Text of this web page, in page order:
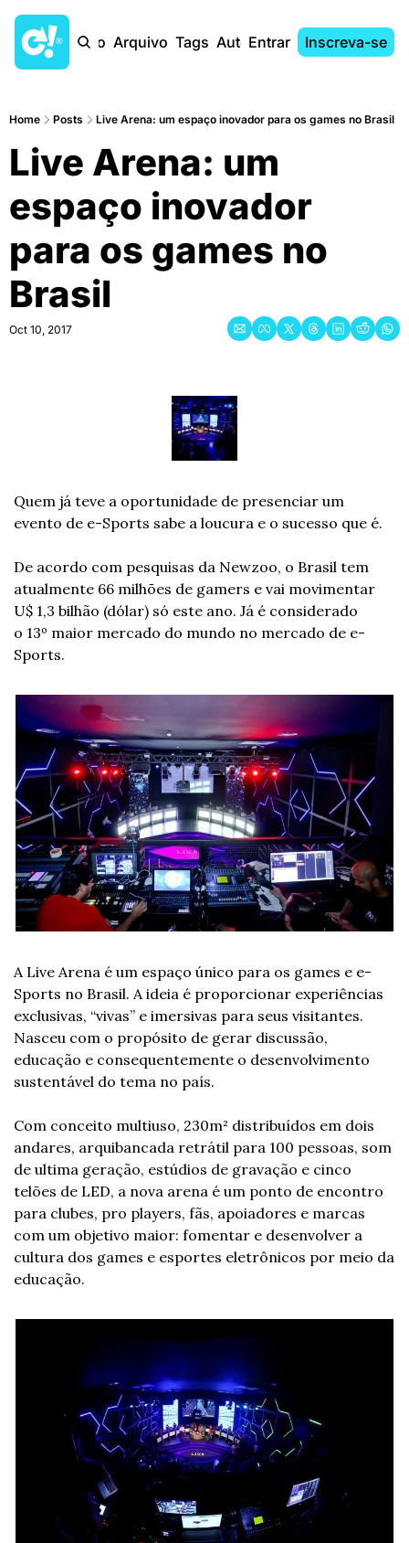
Início Arquivo Tags AutoresEntrar Inscreva-se
Home Posts Live Arena: um espaço inovador para os games no Brasil
Live Arena: um
espaço inovador
para os games no
Brasil
Oct 10, 2017
Quem já teve a oportunidade de presenciar um
evento de e-Sports sabe a loucura e o sucesso que é.
De acordo com pesquisas da Newzoo, o Brasil tem
atualmente 66 milhões de gamers e vai movimentar
U$ 1,3 bilhão (dólar) só este ano. Já é considerado
o 13º maior mercado do mundo no mercado de e-
Sports.
A Live Arena é um espaço único para os games e e-
Sports no Brasil. A ideia é proporcionar experiências
exclusivas, “vivas” e imersivas para seus visitantes.
Nasceu com o propósito de gerar discussão,
educação e consequentemente o desenvolvimento
sustentável do tema no país.
Com conceito multiuso, 230m² distribuídos em dois
andares, arquibancada retrátil para 100 pessoas, som
de ultima geração, estúdios de gravação e cinco
telões de LED, a nova arena é um ponto de encontro
para clubes, pro players, fãs, apoiadores e marcas
com um objetivo maior: fomentar e desenvolver a
cultura dos games e esportes eletrônicos por meio da
educação.